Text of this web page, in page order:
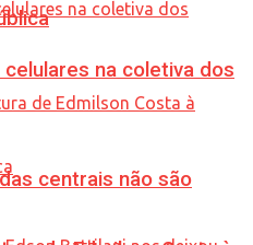
na coletiva dos
centrais não são